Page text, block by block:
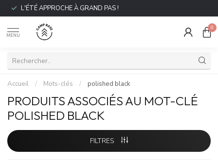
L'ÉTÉ APPROCHE À GRAND PAS !
MENU
0
Accueil / Mots-clés / polished black
PRODUITS ASSOCIÉS AU MOT-CLÉ
POLISHED BLACK
FILTRES